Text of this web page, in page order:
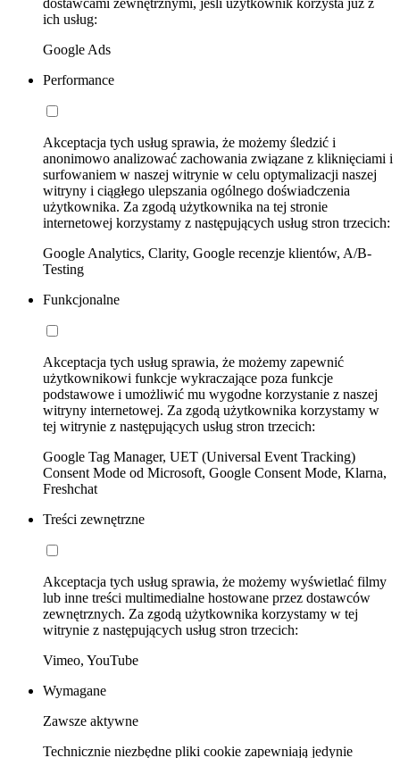
dostawcami zewnętrznymi, jeśli użytkownik korzysta już z
ich usług:
Google Ads
Performance
Akceptacja tych usług sprawia, że możemy śledzić i
anonimowo analizować zachowania związane z kliknięciami i
surfowaniem w naszej witrynie w celu optymalizacji naszej
witryny i ciągłego ulepszania ogólnego doświadczenia
użytkownika. Za zgodą użytkownika na tej stronie
internetowej korzystamy z następujących usług stron trzecich:
Google Analytics, Clarity, Google recenzje klientów, A/B-
Testing
Funkcjonalne
Akceptacja tych usług sprawia, że możemy zapewnić
użytkownikowi funkcje wykraczające poza funkcje
podstawowe i umożliwić mu wygodne korzystanie z naszej
witryny internetowej. Za zgodą użytkownika korzystamy w
tej witrynie z następujących usług stron trzecich:
Google Tag Manager, UET (Universal Event Tracking)
Consent Mode od Microsoft, Google Consent Mode, Klarna,
Freshchat
Treści zewnętrzne
Akceptacja tych usług sprawia, że możemy wyświetlać filmy
lub inne treści multimedialne hostowane przez dostawców
zewnętrznych. Za zgodą użytkownika korzystamy w tej
witrynie z następujących usług stron trzecich:
Vimeo, YouTube
Wymagane
Zawsze aktywne
Technicznie niezbędne pliki cookie zapewniają jedynie